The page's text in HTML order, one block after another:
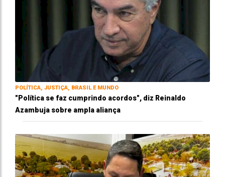
POLÍTICA, JUSTIÇA, BRASIL E MUNDO
"Política se faz cumprindo acordos", diz Reinaldo
Azambuja sobre ampla aliança